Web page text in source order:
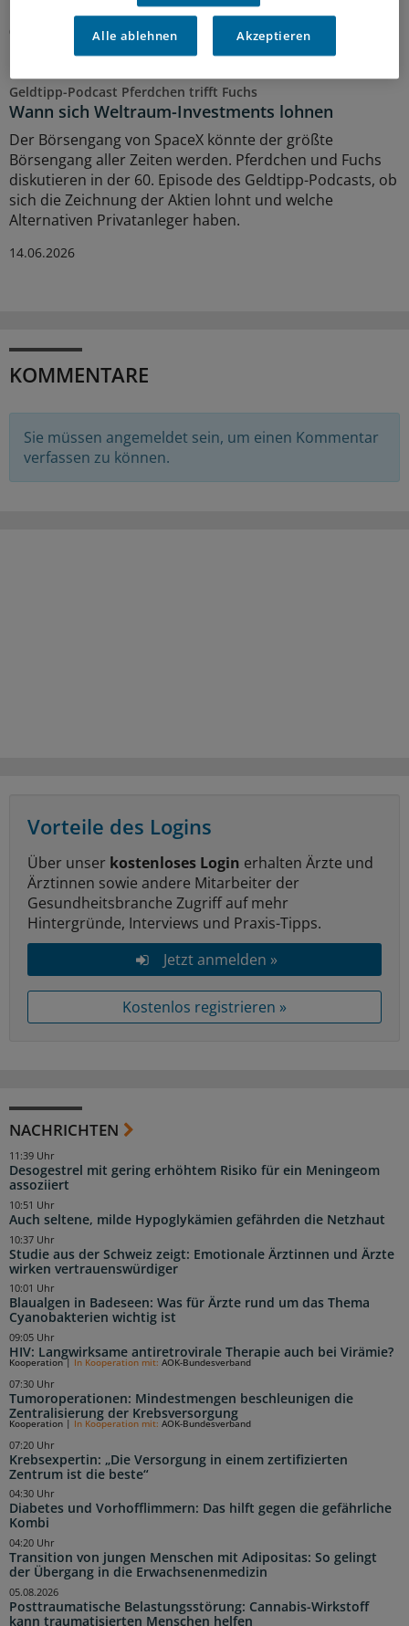
03.07.2026
Geldtipp-Podcast Pferdchen trifft Fuchs
Wann sich Weltraum-Investments lohnen
Der Börsengang von SpaceX könnte der größte
Börsengang aller Zeiten werden. Pferdchen und Fuchs
diskutieren in der 60. Episode des Geldtipp-Podcasts, ob
sich die Zeichnung der Aktien lohnt und welche
Alternativen Privatanleger haben.
14.06.2026
KOMMENTARE
Sie müssen angemeldet sein, um einen Kommentar
verfassen zu können.
Vorteile des Logins
Über unser kostenloses Login erhalten Ärzte und
Ärztinnen sowie andere Mitarbeiter der
Gesundheitsbranche Zugriff auf mehr
Hintergründe, Interviews und Praxis-Tipps.
Jetzt anmelden »
Kostenlos registrieren »
NACHRICHTEN
Desogestrel mit gering erhöhtem Risiko für ein Meningeom
assoziiert
11:39 Uhr
Auch seltene, milde Hypoglykämien gefährden die Netzhaut
10:51 Uhr
Studie aus der Schweiz zeigt: Emotionale Ärztinnen und Ärzte
wirken vertrauenswürdiger
10:37 Uhr
Blaualgen in Badeseen: Was für Ärzte rund um das Thema
Cyanobakterien wichtig ist
10:01 Uhr
HIV: Langwirksame antiretrovirale Therapie auch bei Virämie?
09:05 Uhr
Tumoroperationen: Mindestmengen beschleunigen die
Zentralisierung der Krebsversorgung
Kooperation| In Kooperation mit: AOK-Bundesverband
07:30 Uhr
Krebsexpertin: „Die Versorgung in einem zertifizierten
Zentrum ist die beste“
Kooperation | In Kooperation mit: AOK-Bundesverband
07:20 Uhr
Diabetes und Vorhofflimmern: Das hilft gegen die gefährliche
Kombi
04:30 Uhr
Transition von jungen Menschen mit Adipositas: So gelingt
der Übergang in die Erwachsenenmedizin
04:20 Uhr
Posttraumatische Belastungsstörung: Cannabis-Wirkstoff
kann traumatisierten Menschen helfen
05.08.2026
Alle ablehnen Akzeptieren